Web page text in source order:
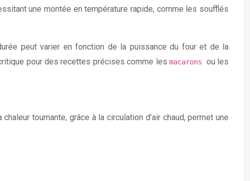
une montée en température rapide, comme les soufflés
peut varier en fonction de la puissance du four et de la
pour des recettes précises comme lesmacarons ou les
tournante, grâce à la circulation d’air chaud, permet une